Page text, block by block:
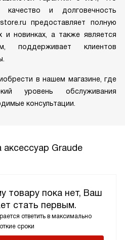
качество и долговечность
предоставляет полную
новинках, а также является
поддерживает клиентов
в нашем магазине, где
уровень обслуживания
консультации.
Graude
товару пока нет, Ваш
стать первым.
ответить в максимально
сроки